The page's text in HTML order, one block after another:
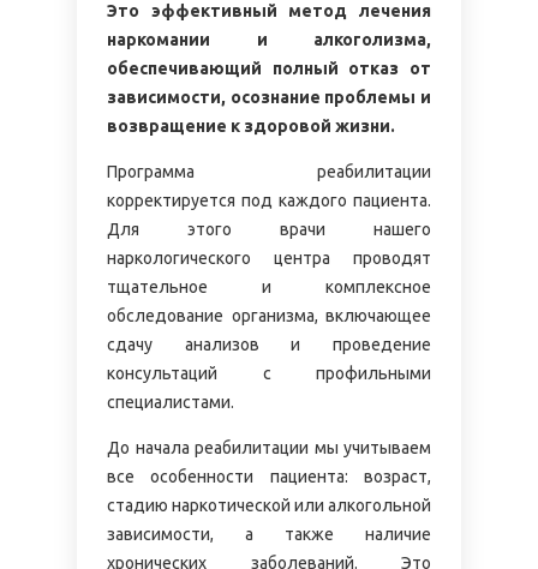
Это эффективный метод лечения
наркомании и алкоголизма,
обеспечивающий полный отказ от
зависимости, осознание проблемы и
возвращение к здоровой жизни.
Программа реабилитации
корректируется под каждого пациента.
Для этого врачи нашего
наркологического центра проводят
тщательное и комплексное
обследование организма, включающее
сдачу анализов и проведение
консультаций с профильными
специалистами.
До начала реабилитации мы учитываем
все особенности пациента: возраст,
стадию наркотической или алкогольной
зависимости, а также наличие
хронических заболеваний. Это